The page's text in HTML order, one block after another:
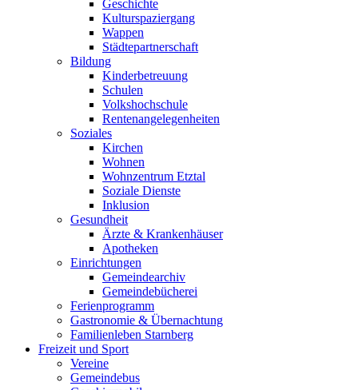
Geschichte
Kulturspaziergang
Wappen
Städtepartnerschaft
Bildung
Kinderbetreuung
Schulen
Volkshochschule
Rentenangelegenheiten
Soziales
Kirchen
Wohnen
Wohnzentrum Etztal
Soziale Dienste
Inklusion
Gesundheit
Ärzte & Krankenhäuser
Apotheken
Einrichtungen
Gemeindearchiv
Gemeindebücherei
Ferienprogramm
Gastronomie & Übernachtung
Familienleben Starnberg
Freizeit und Sport
Vereine
Gemeindebus